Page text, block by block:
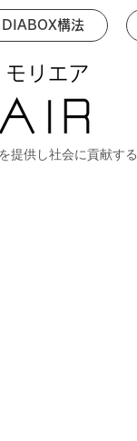
DIABOX構法
提供し社会に貢献する